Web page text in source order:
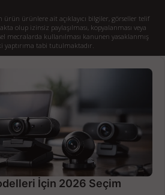
ürünlere ait açıklayıcı bilgiler, görseller telif
olup izinsiz paylaşılması, kopyalanması veya
mecralarda kullanılması kanunen yasaklanmış
yaptırıma tabi tutulmaktadır.
İçin 2026 Seçim